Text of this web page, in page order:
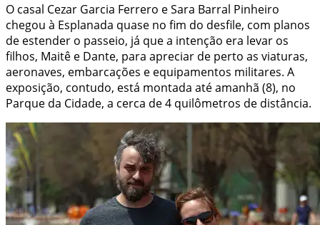
O casal Cezar Garcia Ferrero e Sara Barral Pinheiro
chegou à Esplanada quase no fim do desfile, com planos
de estender o passeio, já que a intenção era levar os
filhos, Maitê e Dante, para apreciar de perto as viaturas,
aeronaves, embarcações e equipamentos militares. A
exposição, contudo, está montada até amanhã (8), no
Parque da Cidade, a cerca de 4 quilômetros de distância.